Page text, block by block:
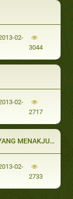
02-
3044
02-
2717
MENAKJUBKAN
02-
2733